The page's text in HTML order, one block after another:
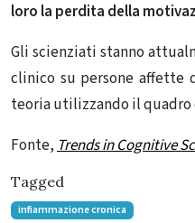
loro la perdita della
Gli scienziati stanno
clinico su persone affette
teoria utilizzando il quadro
Fonte,Trends in Cognitive
Tagged
infiammazione cronica